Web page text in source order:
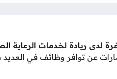
لدى ريادة لخدمات الرعاية
عن توافر وظائف في